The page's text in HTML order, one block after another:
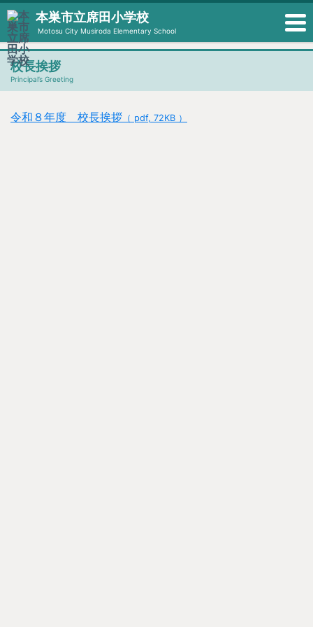
本巣市立席田小学校
Motosu City Musiroda Elementary School
校長挨拶
Principal’s Greeting
令和８年度 校長挨拶 （ pdf, 72KB ）